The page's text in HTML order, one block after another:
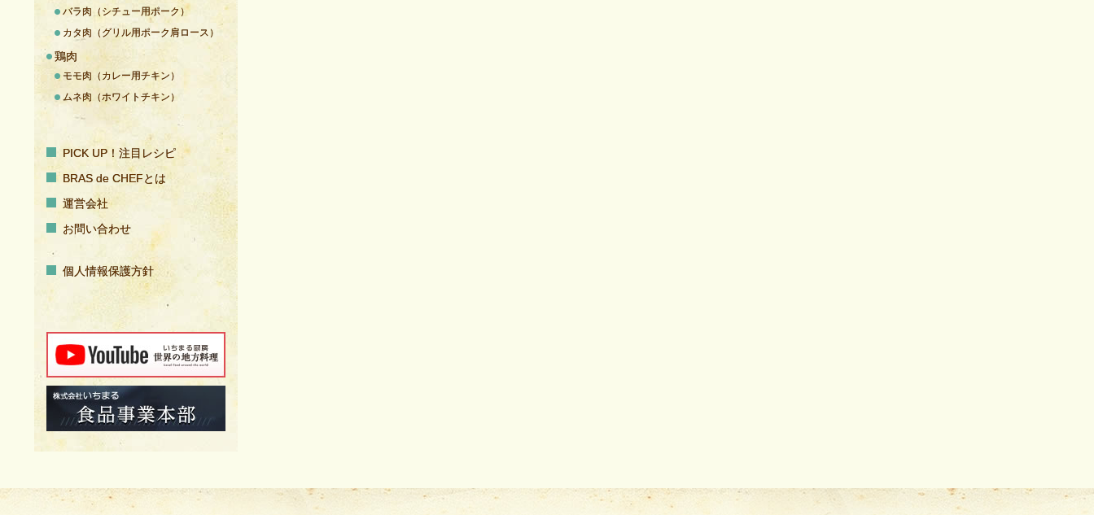
バラ肉（シチュー用ポーク）
カタ肉（グリル用ポーク肩ロース）
鶏肉
モモ肉（カレー用チキン）
ムネ肉（ホワイトチキン）
PICK UP！注目レシピ
BRAS de CHEFとは
運営会社
お問い合わせ
個人情報保護方針